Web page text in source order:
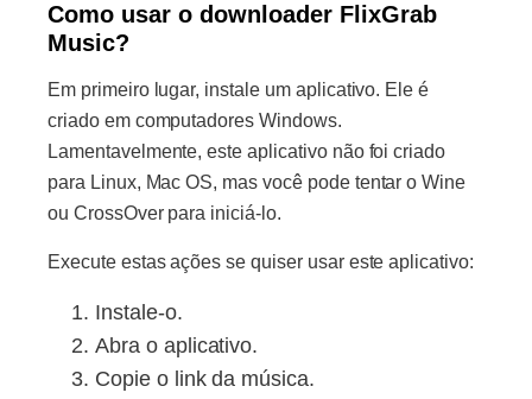
Como usar o downloader FlixGrab
Music?
Em primeiro lugar, instale um aplicativo. Ele é
criado em computadores Windows.
Lamentavelmente, este aplicativo não foi criado
para Linux, Mac OS, mas você pode tentar o Wine
ou CrossOver para iniciá-lo.
Execute estas ações se quiser usar este aplicativo:
Instale-o.
Abra o aplicativo.
Copie o link da música.